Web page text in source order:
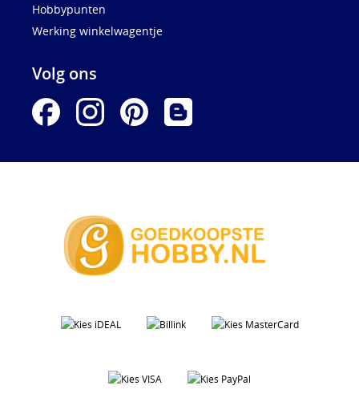
Hobbypunten
Werking winkelwagentje
Volg ons